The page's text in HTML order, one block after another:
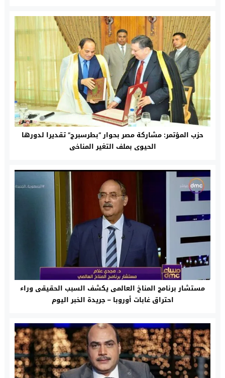
حزب المؤتمر: مشاركة مصر بحوار “بطرسبرج” تقديرا لدورها
الحيوى بملف التغير المناخى
مستشار برنامج المناخ العالمى يكشف السبب الحقيقى وراء
احتراق غابات أوروبا – جريدة الخبر اليوم